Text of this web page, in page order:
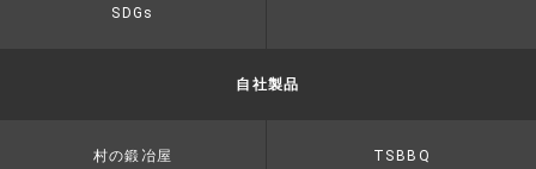
SDGs
自社製品
村の鍛冶屋 TSBBQ